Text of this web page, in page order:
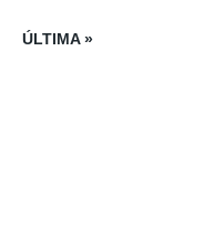
ÚLTIMA »